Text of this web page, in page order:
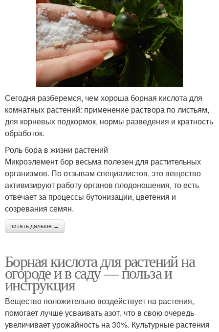
Сегодня разберемся, чем хороша борная кислота для
комнатных растений: применение раствора по листьям,
для корневых подкормок, нормы разведения и кратность
обработок.
Роль бора в жизни растений
Микроэлемент бор весьма полезен для растительных
организмов. По отзывам специалистов, это вещество
активизируют работу органов плодоношения, то есть
отвечает за процессы бутонизации, цветения и
созревания семян.
читать дальше →
Борная кислота для растений на
огороде и в саду — польза и
инструкция
Вещество положительно воздействует на растения,
помогает лучше усваивать азот, что в свою очередь
увеличивает урожайность на 30%. Культурные растения